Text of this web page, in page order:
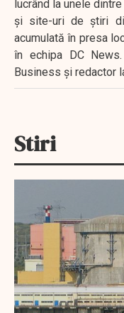
lucrând la unele
şi site-uri de ştiri
acumulată în presa
în echipa DC
Business şi redactor
Stiri